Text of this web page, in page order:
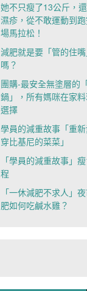
她不只瘦了13公斤，
濕疹，從不敢運動到
場馬拉松！
減肥就是要「管的住
嗎？
團購-最安全無塗層的
鍋」，所有媽咪在家
選擇
學員的減重故事「重
穿比基尼的菜菜」
「學員的減重故事」
程
「一休減肥不求人」
肥如何吃鹹水雞？